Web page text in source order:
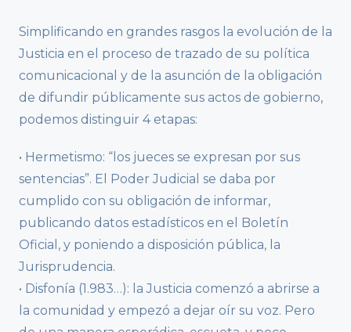
Simplificando en grandes rasgos la evolución de la
Justicia en el proceso de trazado de su política
comunicacional y de la asunción de la obligación
de difundir públicamente sus actos de gobierno,
podemos distinguir 4 etapas:
• Hermetismo: “los jueces se expresan por sus
sentencias”. El Poder Judicial se daba por
cumplido con su obligación de informar,
publicando datos estadísticos en el Boletín
Oficial, y poniendo a disposición pública, la
Jurisprudencia.
• Disfonía (1.983…): la Justicia comenzó a abrirse a
la comunidad y empezó a dejar oír su voz. Pero